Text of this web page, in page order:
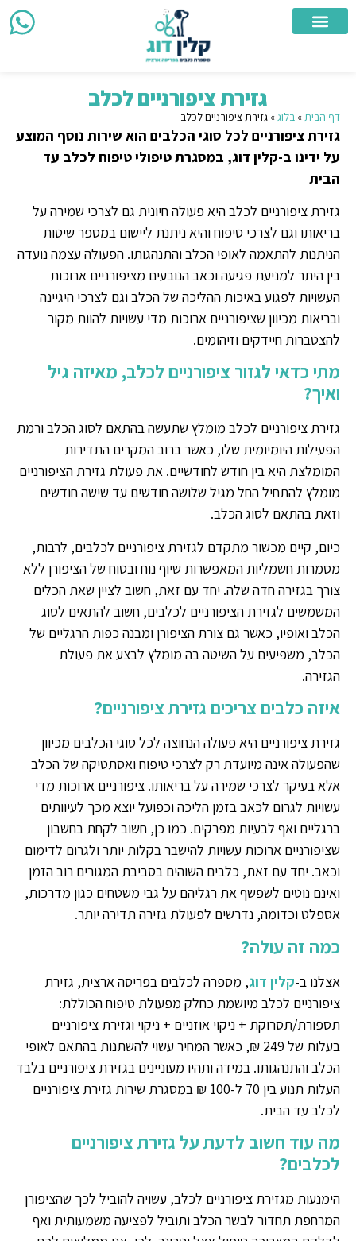
גזירת ציפורניים לכלב
דף הבית» בלוג» גזירת ציפורניים לכלב
גזירת ציפורניים לכל סוגי הכלבים הוא שירות נוסף המוצע
על ידינו ב-קלין דוג, במסגרת טיפולי טיפוח לכלב עד
הבית
גזירת ציפורניים לכלב היא פעולה חיונית גם לצרכי שמירה על
בריאותו וגם לצרכי טיפוח והיא ניתנת ליישום במספר שיטות
הניתנות להתאמה לאופי הכלב והתנהגותו. הפעולה עצמה נועדה
בין היתר למניעת פגיעה וכאב הנובעים מציפורניים ארוכות
העשויות לפגוע באיכות ההליכה של הכלב וגם לצרכי היגיינה
ובריאות מכיוון שציפורניים ארוכות מדי עשויות להוות מקור
להצטברות חיידקים וזיהומים.
מתי כדאי לגזור ציפורניים לכלב, מאיזה גיל
ואיך?
גזירת ציפורניים לכלב מומלץ שתעשה בהתאם לסוג הכלב ורמת
הפעילות היומיומית שלו, כאשר ברוב המקרים התדירות
המומלצת היא בין חודש לחודשיים. את פעולת גזירת הציפורניים
מומלץ להתחיל החל מגיל שלושה חודשים עד שישה חודשים
וזאת בהתאם לסוג הכלב.
כיום, קיים מכשור מתקדם לגזירת ציפורניים לכלבים, לרבות,
מסמרות חשמליות המאפשרות שיוף נוח ובטוח של הציפורן ללא
צורך בגזירה חדה שלה. יחד עם זאת, חשוב לציין שאת הכלים
המשמשים לגזירת הציפורניים לכלבים, חשוב להתאים לסוג
הכלב ואופיו, כאשר גם צורת הציפורן ומבנה כפות הרגליים של
הכלב, משפיעים על השיטה בה מומלץ לבצע את פעולת
הגזירה.
איזה כלבים צריכים גזירת ציפורניים?
גזירת ציפורניים היא פעולה הנחוצה לכל סוגי הכלבים מכיוון
שהפעולה אינה מיועדת רק לצרכי טיפוח ואסתטיקה של הכלב
אלא בעיקר לצרכי שמירה על בריאותו. ציפורניים ארוכות מדי
עשויות לגרום לכאב בזמן הליכה וכפועל יוצא מכך לעיוותים
ברגליים ואף לבעיות מפרקים. כמו כן, חשוב לקחת בחשבון
שציפורניים ארוכות עשויות להישבר בקלות יותר ולגרום לדימום
וכאב. יחד עם זאת, כלבים השוהים בסביבת המגורים רוב הזמן
ואינם נוטים לשפשף את רגליהם על גבי משטחים כגון מדרכות,
אספלט וכדומה, נדרשים לפעולת גזירה תדירה יותר.
כמה זה עולה?
אצלנו ב-קלין דוג, מספרה לכלבים בפריסה ארצית, גזירת
ציפורניים לכלב מיושמת כחלק מפעולת טיפוח הכוללת:
תספורת/תסרוקת + ניקוי אוזניים + ניקוי וגזירת ציפורניים
בעלות של 249 ₪, כאשר המחיר עשוי להשתנות בהתאם לאופי
הכלב והתנהגותו. במידה ותהיו מעוניינים בגזירת ציפורניים בלבד
העלות תנוע בין 70 ל-100 ₪ במסגרת שירות גזירת ציפורניים
לכלב עד הבית.
מה עוד חשוב לדעת על גזירת ציפורניים
לכלבים?
הימנעות מגזירת ציפורניים לכלב, עשויה להוביל לכך שהציפורן
המרחפת תחדור לבשר הכלב ותוביל לפציעה משמעותית ואף